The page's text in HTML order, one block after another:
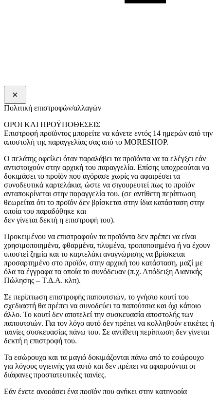
×
Πολιτική επιστροφών/αλλαγών
ΟΡΟΙ ΚΑΙ ΠΡΟΫΠΟΘΕΣΕΙΣ
Επιστροφή προϊόντος μπορείτε να κάνετε εντός 14 ημερών από την
αποστολή της παραγγελίας σας από το MORESHOP.
Ο πελάτης οφείλει όταν παραλάβει τα προϊόντα να τα ελέγξει εάν
αντιστοιχούν στην αρχική του παραγγελία. Επίσης υποχρεούται να
δοκιμάσει το προϊόν που αγόρασε χωρίς να αφαιρέσει τα
συνοδευτικά καρτελάκια, ώστε να σιγουρευτεί πως το προϊόν
ανταποκρίνεται στην παραγγελία του. (σε αντίθετη περίπτωση
θεωρείται ότι το προϊόν δεν βρίσκεται στην ίδια κατάσταση στην
οποία του παραδόθηκε και
δεν γίνεται δεκτή η επιστροφή του).
Προκειμένου να επιστραφούν τα προϊόντα δεν πρέπει να είναι
χρησιμοποιημένα, φθαρμένα, πλυμένα, τροποποιημένα ή να έχουν
υποστεί ζημία και το καρτελάκι αναγνώρισης να βρίσκεται
προσαρτημένο στο προϊόν, στην αρχική του κατάσταση, μαζί με
όλα τα έγγραφα τα οποία το συνόδευαν (π.χ. Απόδειξη Λιανικής
Πώλησης – Τ.Δ.Α. κλπ).
Σε περίπτωση επιστροφής παπουτσιών, το γνήσιο κουτί του
σχεδιαστή θα πρέπει να συνοδεύει τα παπούτσια και όχι κάποιο
άλλο. Το κουτί δεν αποτελεί την συσκευασία αποστολής των
παπουτσιών. Για τον λόγο αυτό δεν πρέπει να κολληθούν ετικέτες ή
ταινίες συσκευασίας πάνω του. Σε αντίθετη περίπτωση δεν γίνεται
δεκτή η επιστροφή του.
Τα εσώρουχα και τα μαγιό δοκιμάζονται πάνω από το εσώρουχο
για λόγους υγιεινής για αυτό και δεν πρέπει να αφαιρούνται οι
διάφανες προστατευτικές ταινίες.
Εάν έχετε αγοράσει ένα προϊόν που ανήκει στην κατηγορία